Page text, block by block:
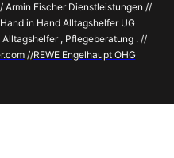
Armin Fischer Dienstleistungen //
in Hand Alltagshelfer UG
Alltagshelfer , Pflegeberatung . //
//REWE Engelhaupt OHG